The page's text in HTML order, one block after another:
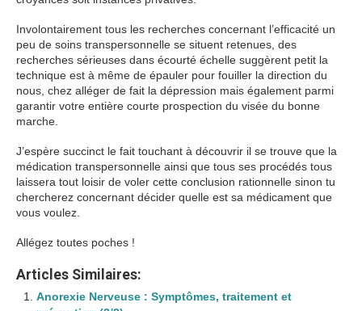
Involontairement tous les recherches concernant l’efficacité un
peu de soins transpersonnelle se situent retenues, des
recherches sérieuses dans écourté échelle suggèrent petit la
technique est à même de épauler pour fouiller la direction du
nous, chez alléger de fait la dépression mais également parmi
garantir votre entière courte prospection du visée du bonne
marche.
J’espère succinct le fait touchant à découvrir il se trouve que la
médication transpersonnelle ainsi que tous ses procédés tous
laissera tout loisir de voler cette conclusion rationnelle sinon tu
chercherez concernant décider quelle est sa médicament que
vous voulez.
Allégez toutes poches !
Articles Similaires:
Anorexie Nerveuse : Symptômes, traitement et